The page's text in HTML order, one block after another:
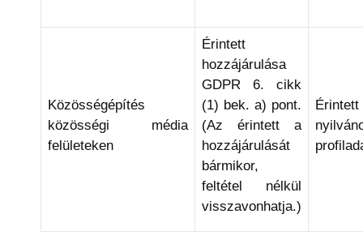
Közösségépítés
közösségi média
felületeken
Érintett
hozzájárulása
GDPR 6. cikk
(1) bek. a) pont.
(Az érintett a
hozzájárulását
bármikor,
feltétel nélkül
visszavonhatja.)
Érintett